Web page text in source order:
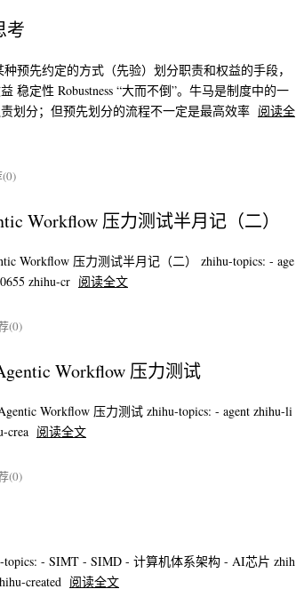
考
预先约定的方式（先验）划分职责和权益的手段，
稳定性 Robustness “大而不倒”。牛马是制度中的一
划分；但预先划分的流程不一定是最高效率 阅读全
Workflow 压力测试半月记（二）
Workflow 压力测试半月记（二） zhihu-topics: - age
zhihu-cr 阅读全文
(0)
Workflow 压力测试
Workflow 压力测试 zhihu-topics: - agent zhihu-li
crea 阅读全文
(0)
- SIMT - SIMD - 计算机体系架构 - AI芯片 zhih
created 阅读全文